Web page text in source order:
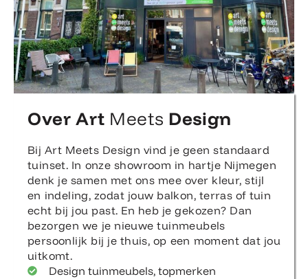
Over Art Meets Design
Bij Art Meets Design vind je geen standaard
tuinset. In onze showroom in hartje Nijmegen
denk je samen met ons mee over kleur, stijl
en indeling, zodat jouw balkon, terras of tuin
echt bij jou past. En heb je gekozen? Dan
bezorgen we je nieuwe tuinmeubels
persoonlijk bij je thuis, op een moment dat jou
uitkomt.
Design tuinmeubels, topmerken